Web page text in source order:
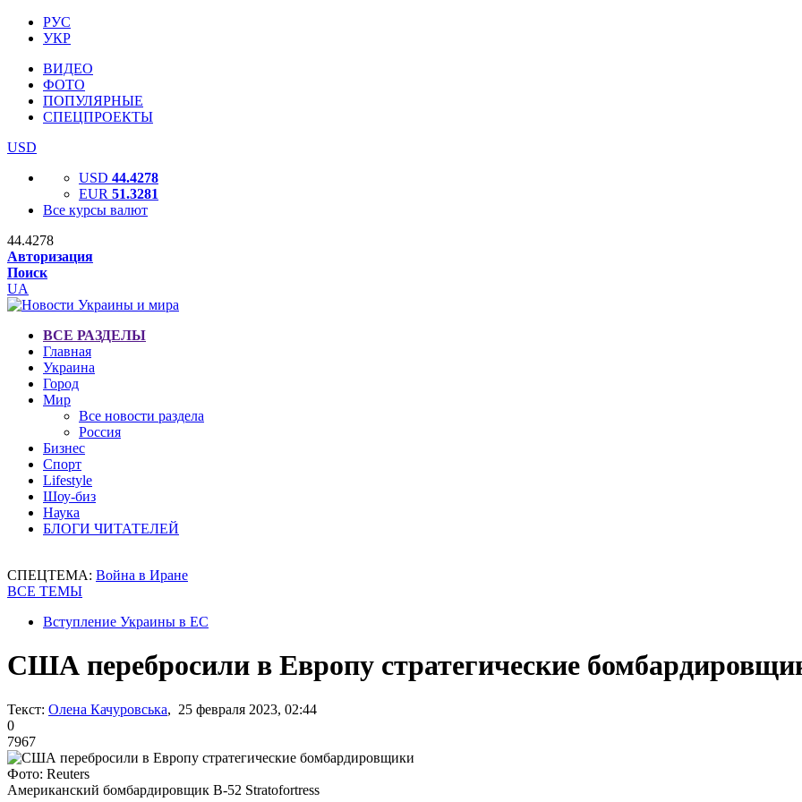
РУС
УКР
ВИДЕО
ФОТО
ПОПУЛЯРНЫЕ
СПЕЦПРОЕКТЫ
USD
USD 44.4278
EUR 51.3281
Все курсы валют
44.4278
Авторизация
Поиск
UA
ВСЕ РАЗДЕЛЫ
Главная
Украина
Город
Мир
Все новости раздела
Россия
Бизнес
Спорт
Lifestyle
Шоу-биз
Наука
БЛОГИ ЧИТАТЕЛЕЙ
СПЕЦТЕМА: Война в Иране
ВСЕ ТЕМЫ
Вступление Украины в ЕС
США перебросили в Европу стратегические
Текст: Олена Качуровська, 25 февраля 2023, 02:44
0
7967
Фото: Reuters
Американский бомбардировщик B-52 Stratofortress